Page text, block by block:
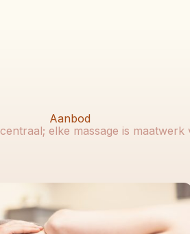
Aanbod
elke massage is